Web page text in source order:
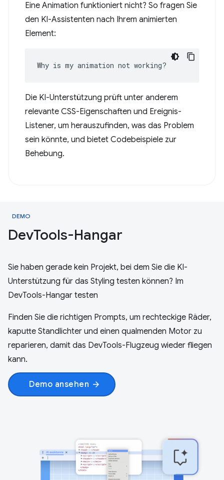
Eine Animation funktioniert nicht? So fragen Sie
den KI-Assistenten nach Ihrem animierten
Element:
Why is my animation not working?
Die KI-Unterstützung prüft unter anderem
relevante CSS-Eigenschaften und Ereignis-
Listener, um herauszufinden, was das Problem
sein könnte, und bietet Codebeispiele zur
Behebung.
DEMO
DevTools-Hangar
Sie haben gerade kein Projekt, bei dem Sie die KI-
Unterstützung für das Styling testen können? Im
DevTools-Hangar testen
Finden Sie die richtigen Prompts, um rechteckige Räder,
kaputte Standlichter und einen qualmenden Motor zu
reparieren, damit das DevTools-Flugzeug wieder fliegen
kann.
Demo ansehen arrow_forward